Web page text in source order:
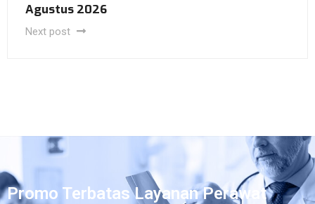
Agustus 2026
Next post
Promo Terbatas Layanan Perawat